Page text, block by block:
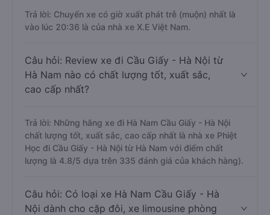
Trả lời: Chuyến xe có giờ xuất phát trễ (muộn) nhất là
vào lúc 20:36 là của nhà xe X.E Việt Nam.
Câu hỏi: Review xe đi Cầu Giấy - Hà Nội từ
Hà Nam nào có chất lượng tốt, xuất sắc,
cao cấp nhất?
Trả lời: Những hãng xe đi Hà Nam Cầu Giấy - Hà Nội
chất lượng tốt, xuất sắc, cao cấp nhất là nhà xe Phiệt
Học đi Cầu Giấy - Hà Nội từ Hà Nam với điểm chất
lượng là 4.8/5 dựa trên 335 đánh giá của khách hàng).
Câu hỏi: Có loại xe Hà Nam Cầu Giấy - Hà
Nội dành cho cặp đôi, xe limousine phòng